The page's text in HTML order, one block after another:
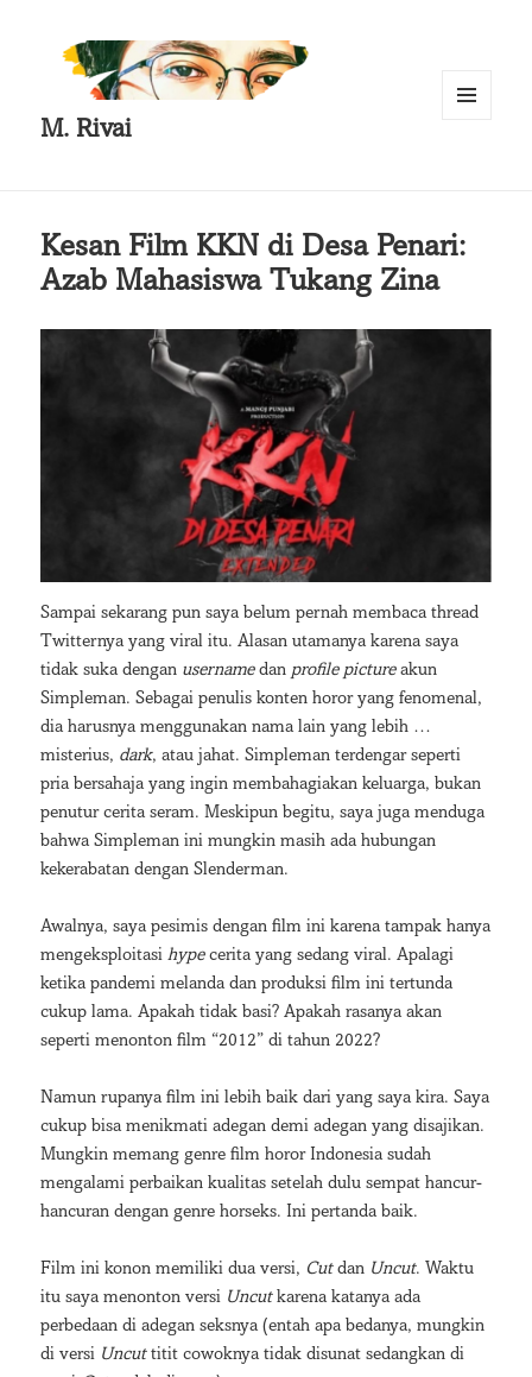
M. Rivai
Kesan Film KKN di Desa Penari:
Azab Mahasiswa Tukang Zina
Sampai sekarang pun saya belum pernah membaca thread
Twitternya yang viral itu. Alasan utamanya karena saya
tidak suka dengan usernamedan profile pictureakun
Simpleman. Sebagai penulis konten horor yang fenomenal,
dia harusnya menggunakan nama lain yang lebih …
misterius, dark, atau jahat. Simpleman terdengar seperti
pria bersahaja yang ingin membahagiakan keluarga, bukan
penutur cerita seram. Meskipun begitu, saya juga menduga
bahwa Simpleman ini mungkin masih ada hubungan
kekerabatan dengan Slenderman.
Awalnya, saya pesimis dengan film ini karena tampak hanya
mengeksploitasihypecerita yang sedang viral. Apalagi
ketika pandemi melanda dan produksi film ini tertunda
cukup lama. Apakah tidak basi? Apakah rasanya akan
seperti menonton film “2012” di tahun 2022?
Namun rupanya film ini lebih baik dari yang saya kira. Saya
cukup bisa menikmati adegan demi adegan yang disajikan.
Mungkin memang genre film horor Indonesia sudah
mengalami perbaikan kualitas setelah dulu sempat hancur-
hancuran dengan genre horseks. Ini pertanda baik.
Film ini konon memiliki dua versi, Cutdan Uncut. Waktu
itu saya menonton versi Uncutkarena katanya ada
perbedaan di adegan seksnya (entah apa bedanya, mungkin
di versi Uncuttitit cowoknya tidak disunat sedangkan di